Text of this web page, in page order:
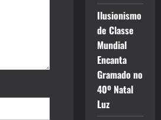
Ilusionismo
de Classe
Mundial
Encanta
Gramado no
40º Natal
Luz